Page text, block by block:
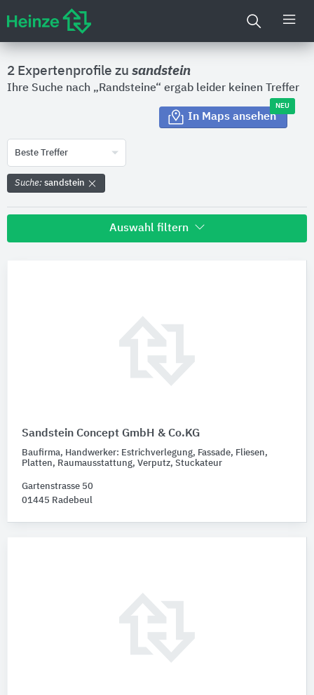
2 Expertenprofile zu sandstein
Ihre Suche nach „Randsteine“ ergab leider keinen Treffer
In Maps ansehen
NEU
Beste Treffer
Suche: sandstein
Auswahl filtern
Bitte auswählen
Sandstein Concept GmbH & Co.KG
Baufirma, Handwerker: Estrichverlegung, Fassade, Fliesen,
Platten, Raumausstattung, Verputz, Stuckateur
Gartenstrasse 50
01445 Radebeul